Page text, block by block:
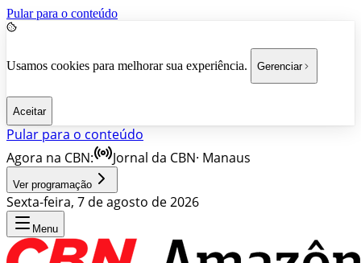
Pular para o conteúdo
Usamos cookies para melhorar sua experiência. Gerenciar
Aceitar
Pular para o conteúdo
Agora na CBN:
Jornal da CBN· Manaus
Ver programação
Sexta-feira, 7 de agosto de 2026
Menu